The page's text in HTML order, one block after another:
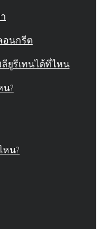
อนกรีต
ยูรีเทนได้ที่ไหน
?
น?